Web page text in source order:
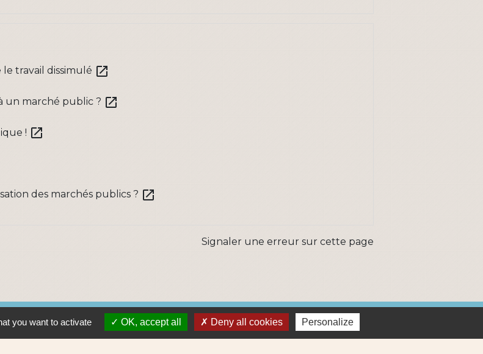
travail dissimulé open_in_new
un marché public ? open_in_new
! open_in_new
des marchés publics ? open_in_new
Signaler une erreur sur cette page
Liens
you want to activate OK, accept all Deny all cookies Personalize